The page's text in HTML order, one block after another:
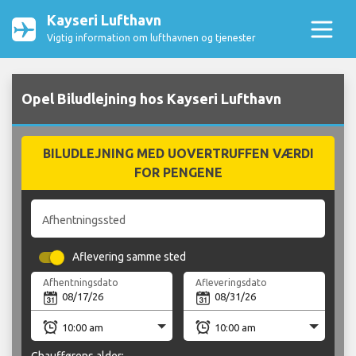
Kayseri Lufthavn
Vigtig information om lufthavnen og tjenester
Opel Biludlejning hos Kayseri Lufthavn
BILUDLEJNING MED UOVERTRUFFEN VÆRDI
FOR PENGENE
Afhentningssted
Aflevering samme sted
Afhentningsdato Afleveringsdato